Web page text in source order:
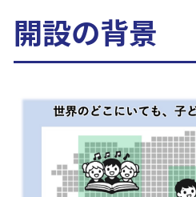
開設の背景